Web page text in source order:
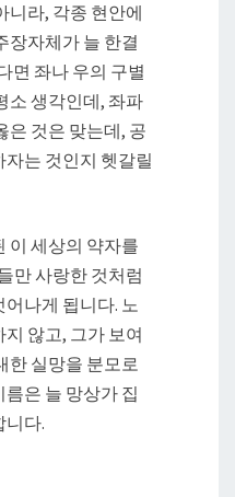
니라, 각종 현안에
장자체가 늘 한결
면 좌나 우의 구별
소 생각인데, 좌파
은 것은 맞는데, 공
는 것인지 헷갈릴
이 세상의 약자를
만 사랑한 것처럼
나게 됩니다. 노
않고, 그가 보여
한 실망을 분모로
은 늘 망상가 집
니다.